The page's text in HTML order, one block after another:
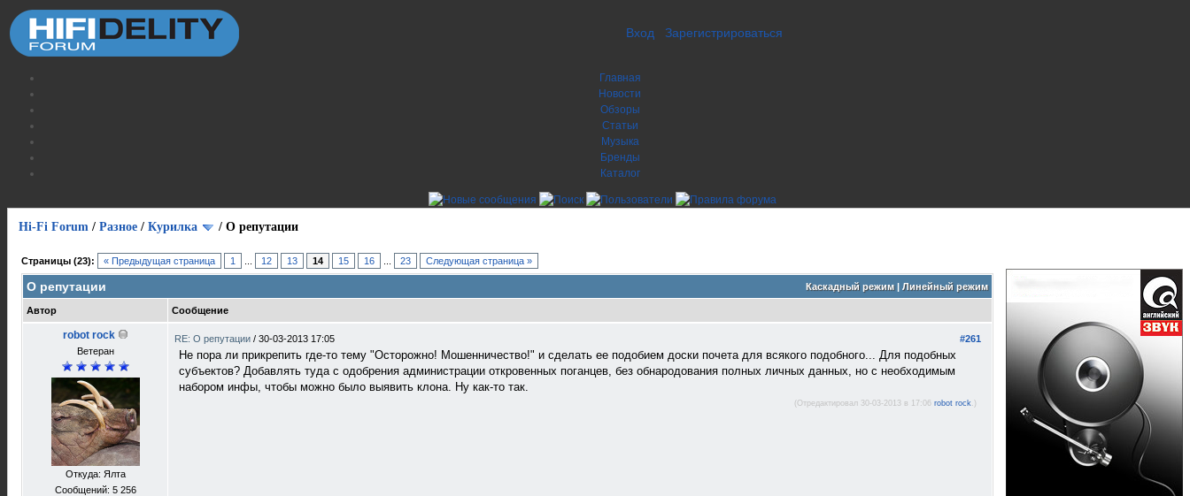
Вход Зарегистрироваться
Главная
Новости
Обзоры
Статьи
Музыка
Бренды
Каталог
Hi-Fi Forum / Разное / Курилка / О репутации
Страницы (23): « Предыдущая страница 1 12 13 14 15 16 23 Следующая страница »
Каскадный режим| Линейный режим
О репутации
Автор Сообщение
robot rock
Ветеран
Откуда: Ялта
Сообщений: 5 256
#261
RE: О репутации / 30-03-2013 17:05
Не пора ли прикрепить где-то тему "Осторожно! Мошенничество!" и сделать ее подобием доски почета для всякого подобного... Для подобных
субъектов? Добавлять туда с одобрения администрации откровенных поганцев, без обнародования полных личных данных, но с необходимым
набором инфы, чтобы можно было выявить клона. Ну как-то так.
(Отредактировал 30-03-2013 в 17:06 robot rock.)